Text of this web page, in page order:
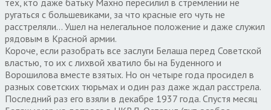
ругаться с большевиками, за что красные его чуть не
расстреляли… Ушел на нелегальное положение и даже служил
рядовым в Красной армии.
Короче, если разобрать все заслуги Белаша перед Советской
властью, то их с лихвой хватило бы на Буденного и
Ворошилова вместе взятых. Но он четыре года просидел в
разных советских тюрьмах и один раз даже ждал расстрела.
Последний раз его взяли в декабре 1937 года. Спустя месяц